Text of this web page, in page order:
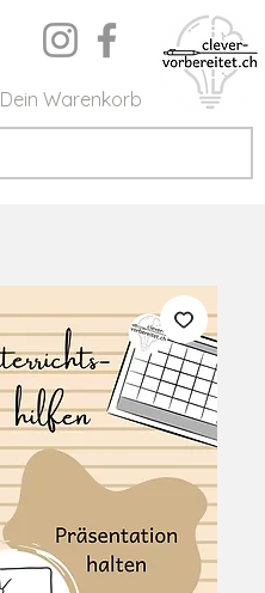
Dein Warenkorb